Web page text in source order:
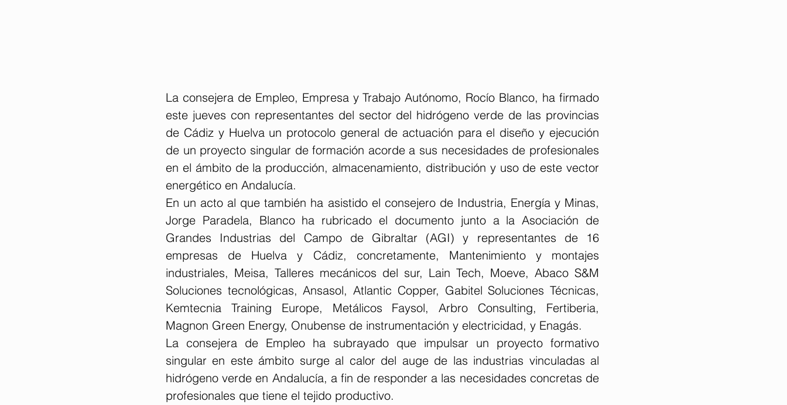
La consejera de Empleo, Empresa y Trabajo Autónomo, Rocío Blanco, ha firmado
este jueves con representantes del sector del hidrógeno verde de las provincias
de Cádiz y Huelva un protocolo general de actuación para el diseño y ejecución
de un proyecto singular de formación acorde a sus necesidades de profesionales
en el ámbito de la producción, almacenamiento, distribución y uso de este vector
energético en Andalucía.
En un acto al que también ha asistido el consejero de Industria, Energía y Minas,
Jorge Paradela, Blanco ha rubricado el documento junto a la Asociación de
Grandes Industrias del Campo de Gibraltar (AGI) y representantes de 16
empresas de Huelva y Cádiz, concretamente, Mantenimiento y montajes
industriales, Meisa, Talleres mecánicos del sur, Lain Tech, Moeve, Abaco S&M
Soluciones tecnológicas, Ansasol, Atlantic Copper, Gabitel Soluciones Técnicas,
Kemtecnia Training Europe, Metálicos Faysol, Arbro Consulting, Fertiberia,
Magnon Green Energy, Onubense de instrumentación y electricidad, y Enagás.
La consejera de Empleo ha subrayado que impulsar un proyecto formativo
singular en este ámbito surge al calor del auge de las industrias vinculadas al
hidrógeno verde en Andalucía, a fin de responder a las necesidades concretas de
profesionales que tiene el tejido productivo.